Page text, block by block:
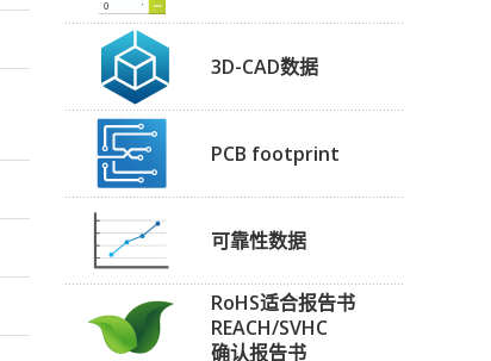
3D-CAD数据
PCB footprint
可靠性数据
RoHS适合报告书
REACH/SVHC
确认报告书